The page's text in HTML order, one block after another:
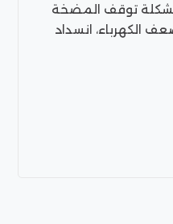
مشكلة توقف المضخة
الكهرباء، انسداد